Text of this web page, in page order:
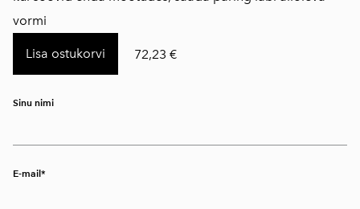
vormi
Lisa ostukorvi 72,23 €
Sinu nimi
E-mail